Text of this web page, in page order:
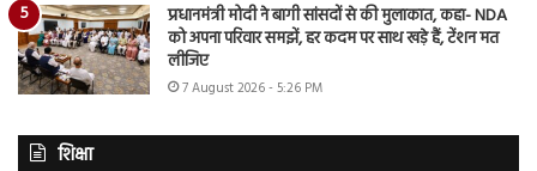
प्रधानमंत्री मोदी ने बागी सांसदों से की मुलाकात, कहा- NDA
को अपना परिवार समझें, हर कदम पर साथ खड़े हैं, टेंशन मत
लीजिए
7 August 2026 - 5:26 PM
शिक्षा